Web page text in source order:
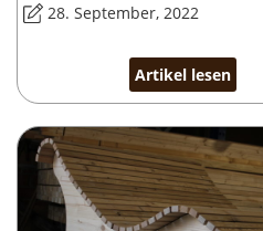
28. September, 2022
Artikel lesen